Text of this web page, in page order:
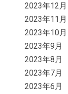
2023年12月
2023年11月
2023年10月
2023年9月
2023年8月
2023年7月
2023年6月